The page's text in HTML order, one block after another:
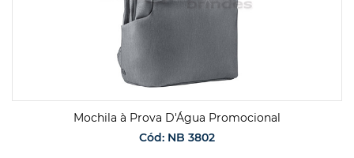
Mochila à Prova D'Água Promocional
Cód: NB 3802